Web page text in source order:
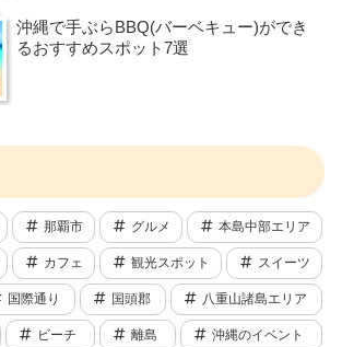
沖縄で手ぶらBBQ(バーベキュー)ができ
るおすすめスポット7選
那覇市 グルメ 本島中部エリア
カフェ 観光スポット スイーツ
国際通り 国頭郡 八重山諸島エリア
ビーチ 離島 沖縄のイベント